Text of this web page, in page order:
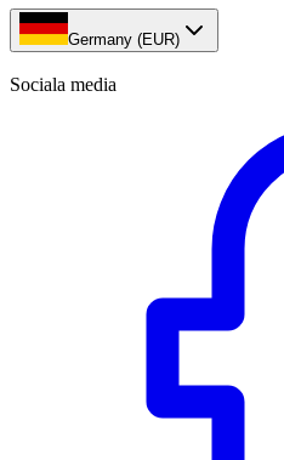
Germany (EUR)
Sociala media